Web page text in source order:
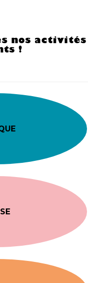
nos activités
!